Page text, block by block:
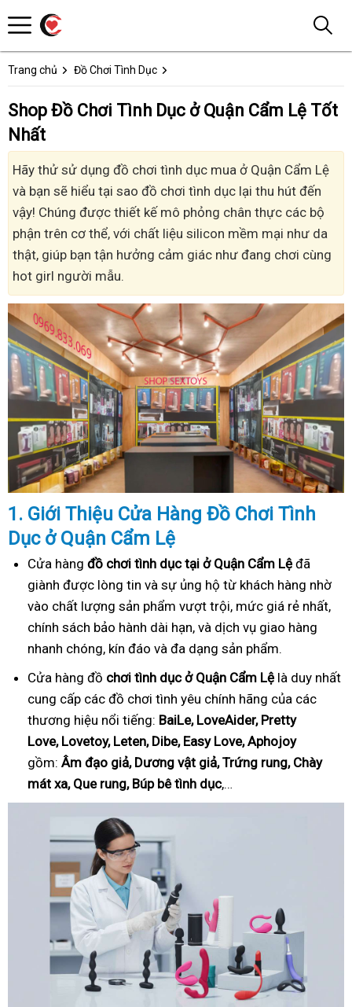
Trang chủ Đồ Chơi Tình Dục
Shop Đồ Chơi Tình Dục ở Quận Cẩm Lệ Tốt
Nhất
Hãy thử sử dụng đồ chơi tình dục mua ở Quận Cẩm Lệ
và bạn sẽ hiểu tại sao đồ chơi tình dục lại thu hút đến
vậy! Chúng được thiết kế mô phỏng chân thực các bộ
phận trên cơ thể, với chất liệu silicon mềm mại như da
thật, giúp bạn tận hưởng cảm giác như đang chơi cùng
hot girl người mẫu.
1. Giới Thiệu Cửa Hàng Đồ Chơi Tình
Dục ở Quận Cẩm Lệ
Cửa hàng đồ chơi tình dục tại ở Quận Cẩm Lệ đã
giành được lòng tin và sự ủng hộ từ khách hàng nhờ
vào chất lượng sản phẩm vượt trội, mức giá rẻ nhất,
chính sách bảo hành dài hạn, và dịch vụ giao hàng
nhanh chóng, kín đáo và đa dạng sản phẩm.
Cửa hàng đồ chơi tình dục ở Quận Cẩm Lệ là duy nhất
cung cấp các đồ chơi tình yêu chính hãng của các
thương hiệu nổi tiếng: BaiLe, LoveAider, Pretty
Love, Lovetoy, Leten, Dibe, Easy Love, Aphojoy
gồm: Âm đạo giả, Dương vật giả, Trứng rung, Chày
mát xa, Que rung, Búp bê tình dục,…